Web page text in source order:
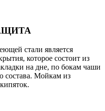
стали является
которое состоит из
на дне, по бокам чаши
состава. Мойкам из